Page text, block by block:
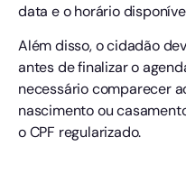
data e o horário
Além disso, o cidadão
antes de finalizar o
necessário comparecer
nascimento ou
o CPF regularizado.